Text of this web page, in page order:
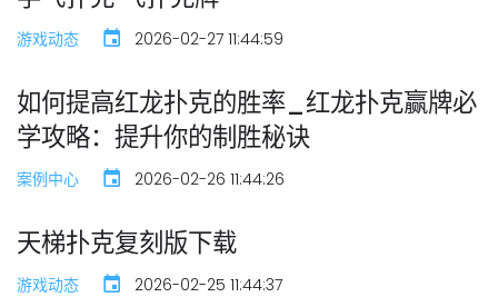
游戏动态 2026-02-27 11:44:59
如何提高红龙扑克的胜率_红龙扑克赢牌必
学攻略：提升你的制胜秘诀
案例中心 2026-02-26 11:44:26
天梯扑克复刻版下载
游戏动态 2026-02-25 11:44:37